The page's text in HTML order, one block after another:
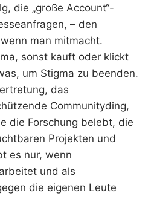
die „große Account“-
– den
man mitmacht.
sonst kauft oder klickt
um Stigma zu beenden.
das
Communityding,
die Forschung belebt, die
Projekten und
es nur, wenn
und als
die eigenen Leute